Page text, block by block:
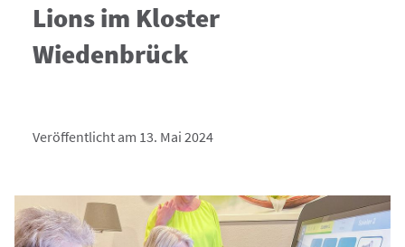
Lions im Kloster
Wiedenbrück
Veröffentlicht am 13. Mai 2024